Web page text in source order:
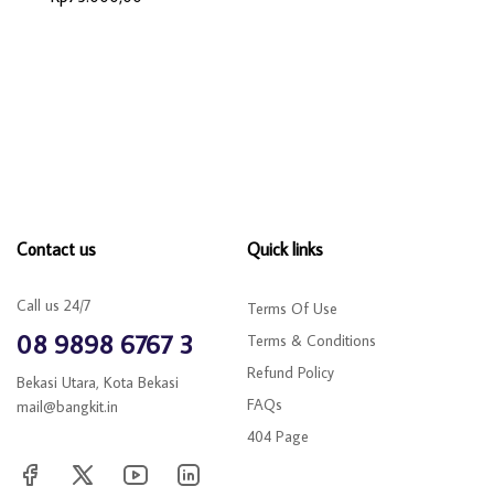
Contact us
Call us 24/7
08 9898 6767 3
Bekasi Utara, Kota Bekasi
mail@bangkit.in
Quick links
Terms Of Use
Terms & Conditions
Refund Policy
FAQs
404 Page